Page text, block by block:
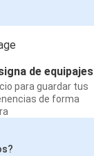
de equipajes
para guardar tus
de forma